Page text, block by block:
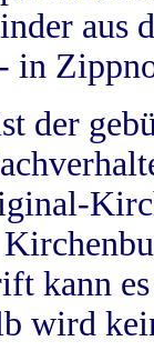
aus
in
der
kann
wird